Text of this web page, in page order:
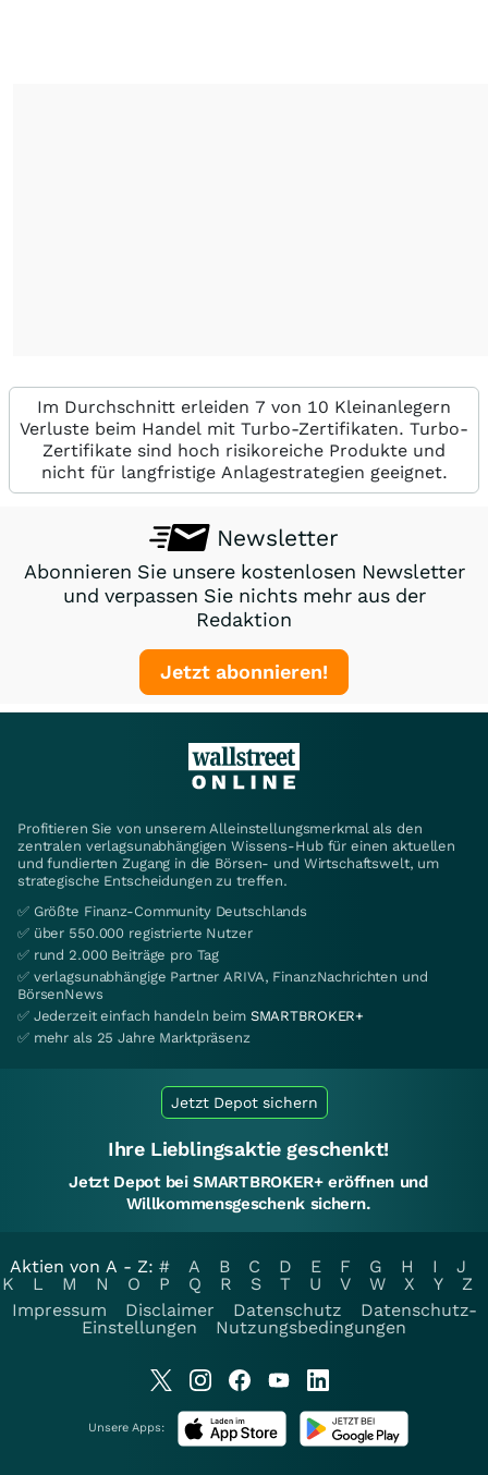
Im Durchschnitt erleiden 7 von 10 Kleinanlegern
Verluste beim Handel mit Turbo-Zertifikaten. Turbo-
Zertifikate sind hoch risikoreiche Produkte und
nicht für langfristige Anlagestrategien geeignet.
Newsletter
Abonnieren Sie unsere kostenlosen Newsletter
und verpassen Sie nichts mehr aus der
Redaktion
Jetzt abonnieren!
Profitieren Sie von unserem Alleinstellungsmerkmal als den
zentralen verlagsunabhängigen Wissens-Hub für einen aktuellen
und fundierten Zugang in die Börsen- und Wirtschaftswelt, um
strategische Entscheidungen zu treffen.
✅ Größte Finanz-Community Deutschlands
✅ über 550.000 registrierte Nutzer
✅ rund 2.000 Beiträge pro Tag
✅ verlagsunabhängige Partner ARIVA, FinanzNachrichten und
BörsenNews
✅ Jederzeit einfach handeln beim SMARTBROKER+
✅ mehr als 25 Jahre Marktpräsenz
Jetzt Depot sichern
Ihre Lieblingsaktie geschenkt!
Jetzt Depot bei SMARTBROKER+ eröffnen und
Willkommensgeschenk sichern.
Aktien von A - Z: # A B C D E F G H I
J
K
L M N O P Q R S T U V W X Y
Z
Impressum
Disclaimer Datenschutz
Datenschutz-
Einstellungen
Nutzungsbedingungen
Unsere Apps: